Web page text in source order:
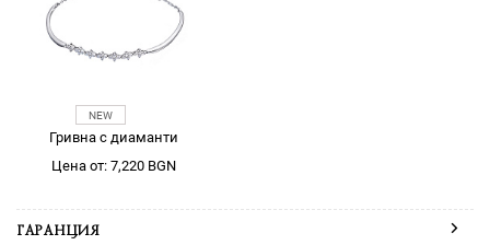
Гривна с диаманти
Цена от: 7,220 BGN
ГАРАНЦИЯ